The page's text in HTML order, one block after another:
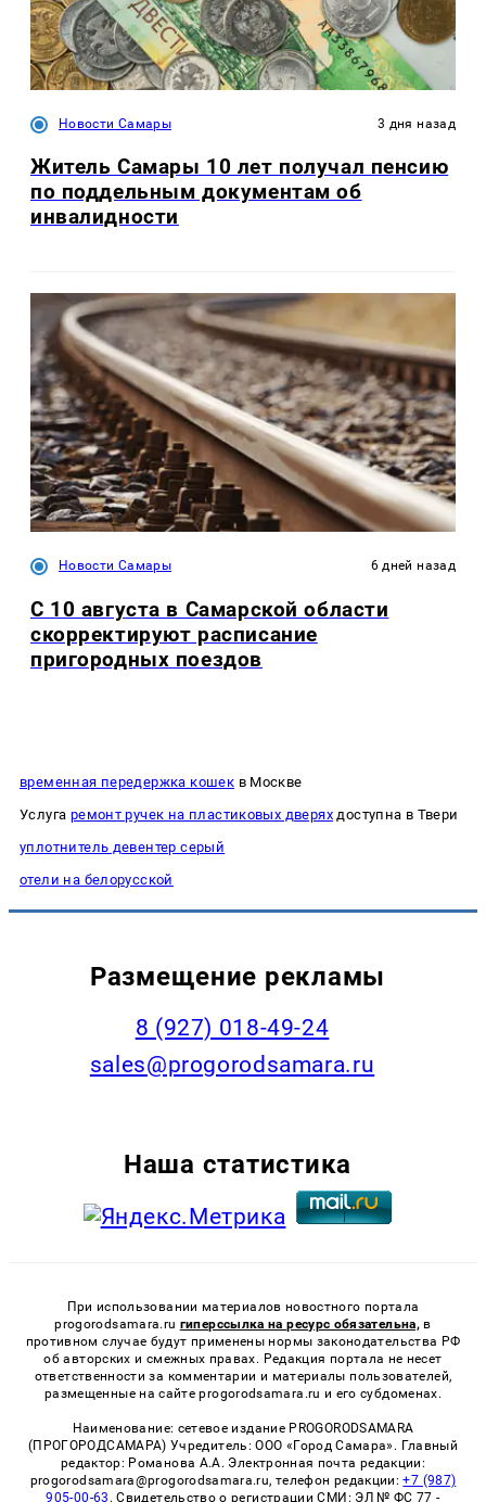
Новости Самары 3 дня назад
Житель Самары 10 лет получал пенсию
по поддельным документам об
инвалидности
Новости Самары 6 дней назад
С 10 августа в Самарской области
скорректируют расписание
пригородных поездов
временная передержка кошек в Москве
Услуга ремонт ручек на пластиковых дверях доступна в Твери
уплотнитель девентер серый
отели на белорусской
Размещение рекламы
8 (927) 018-49-24
sales@progorodsamara.ru
Наша статистика
При использовании материалов новостного портала
progorodsamara.ru гиперссылка на ресурс обязательна, в
противном случае будут применены нормы законодательства РФ
об авторских и смежных правах. Редакция портала не несет
ответственности за комментарии и материалы пользователей,
размещенные на сайте progorodsamara.ru и его субдоменах.
Наименование: сетевое издание PROGORODSAMARA
(ПРОГОРОДСАМАРА) Учредитель: ООО «Город Самара». Главный
редактор: Романова А.А. Электронная почта редакции:
progorodsamara@progorodsamara.ru, телефон редакции:+7 (987)
905-00-63 . Свидетельство о регистрации СМИ: ЭЛ № ФС 77 -